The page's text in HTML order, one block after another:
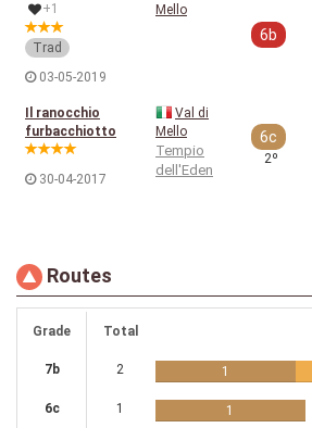
+1
Trad
03-05-2019
Mello
6b
Il ranocchio
furbacchiotto
30-04-2017
Val di
Mello
Tempio
dell'Eden
6c
2º
Routes
Grade Total
7b 2 1
6c 1 1